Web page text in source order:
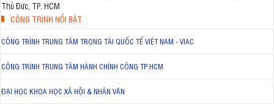
Thủ Đức, TP. HCM
CÔNG TRÌNH NỔI BẬT
CÔNG TRÌNH TRUNG TÂM TRỌNG TÀI QUỐC TẾ VIỆT NAM - VIAC
CÔNG TRÌNH TRUNG TÂM HÀNH CHÍNH CÔNG TP.HCM
ĐẠI HỌC KHOA HỌC XÃ HỘI & NHÂN VĂN